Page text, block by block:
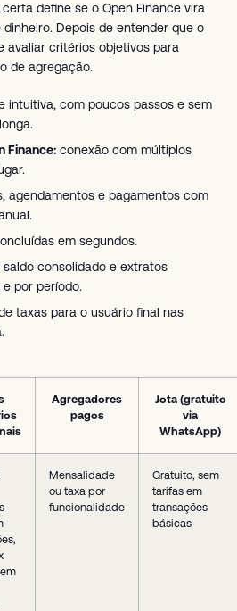
define se o Open Finance vira
Depois de entender que o
avaliar critérios objetivos para
de agregação.
intuitiva, com poucos passos e sem
Finance: conexão com múltiplos
agendamentos e pagamentos com
em segundos.
saldo consolidado e extratos
por período.
taxas para o usuário final nas
Agregadores
pagos
Jota (gratuito
via
WhatsApp)
Mensalidade
ou taxa por
funcionalidade
Gratuito, sem
tarifas em
transações
básicas